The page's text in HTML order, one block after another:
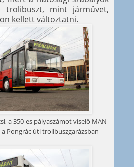
trolibuszt, mint járművet,
kellett változtatni.
a 350-es pályaszámot viselő MAN-
Pongrác úti trolibuszgarázsban